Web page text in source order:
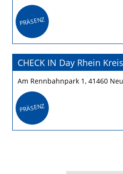
PRÄSENZ
CHECK IN Day Rhein
Am Rennbahnpark 1, 41460
PRÄSENZ